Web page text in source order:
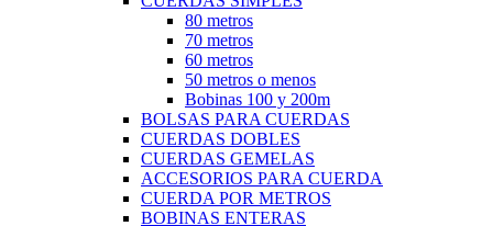
80 metros
70 metros
60 metros
50 metros o menos
Bobinas 100 y 200m
BOLSAS PARA CUERDAS
CUERDAS DOBLES
CUERDAS GEMELAS
ACCESORIOS PARA CUERDA
CUERDA POR METROS
BOBINAS ENTERAS